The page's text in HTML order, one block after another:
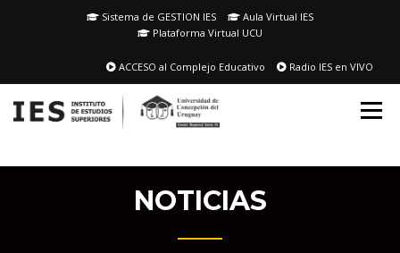
Sistema de GESTION IES
Aula Virtual IES
Plataforma Virtual UCU
ACCESO al Complejo Educativo Radio IES en VIVO
NOTICIAS